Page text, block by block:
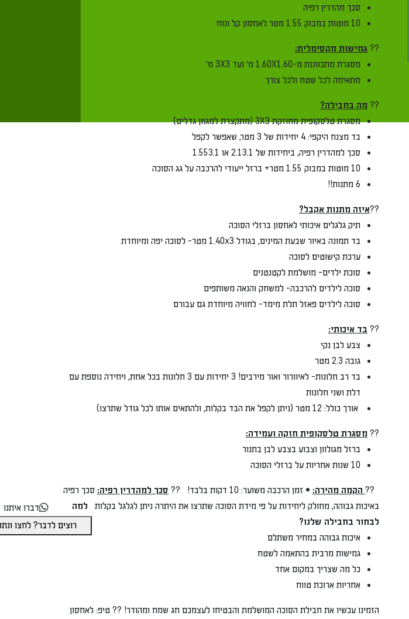
סכך מהדרין רפיה
גמישות מקסימלית:
מסגרת מתכווננת מ-1.60X1.60 מ' ועד 3X3 מ'
מתאימה לכל שטח ולכל צורך
מה בחבילה?
מסגרת טלסקופית מחוזקת 3X3 (מתקצרת למגוון גדלים)
בד מצנח היקפי: 4 יחידות של 3 מטר, שאפשר לקפל
סכך למהדרין רפיה, ביחידות של 2.13.1 או 1.553.1
איזה מתנות אקבל?
תיק גלגלים איכותי לאחסון ברזלי הסוכה
בד תמונה באיור שבעת המינים, בגודל 1.40x3 מטר- לסוכה יפה ומיוחדת
ערכת קישוטים לסוכה
סוכת ילדים- מושלמת לקטנטנים
סוכה לילדים להרכבה- למשחק והנאה משותפים
סוכה לילדים פאזל תלת מימד- לחוויה מיוחדת גם עבורם
בד איכותי:
צבע לבן נקי
בד רב חלונות- לאיוורור ואור מירבים! 3 יחידות עם 3 חלונות בכל אחת, ויחידה נוספת עם
דלת ושני חלונות
אורך כולל: 12 מטר (ניתן לקפל את הבד בקלות, ולהתאים אותו לכל גודל שתרצו)
מסגרת טלסקופית חזקה ועמידה:
ברזל מגולוון וצבוע בצבע לבן בתנור
הקמה מהירה:• זמן הרכבה משוער: 10 דקות בלבד! ?? סכך למהדרין רפיה:סכך רפיה
באיכות גבוהה, מחולק ליחידות על פי מידת הסוכה שתרצו את היתרה ניתן לגלגל בקלות למה
לבחור בחבילה שלנו?
איכות גבוהה במחיר משתלם
גמישות מרבית בהתאמה לשטח
כל מה שצריך במקום אחד
אחריות ארוכת טווח
הזמינו עכשיו את חבילת הסוכה המושלמת והבטיחו לעצמכם חג שמח ומהודר! ?? טיפ: לאחסון
דברו איתנו
רוצים לדבר? לחצו ונתקשר מייד